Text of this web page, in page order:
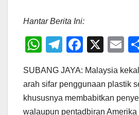
Hantar Berita Ini:
W
at
s
A
T
e
gr
a
F
c
e
b
X
E
ail
SUBANG JAYA: Malaysia
arah sifar penggunaan plastik
khususnya membabitkan
walaupun pentadbiran